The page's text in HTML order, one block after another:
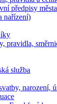
předpisy
nařízení)
pravidla,
služba
narození,